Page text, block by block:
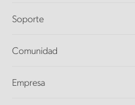
DaVinci Resolve y Fusion
Ultimatte
Captura y reproducción
Soporte
Centro de soporte técnico
Comunidad
Empresa